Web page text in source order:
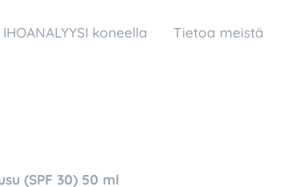
IHOANALYYSI koneella Tietoa meistä
(SPF 30) 50 ml